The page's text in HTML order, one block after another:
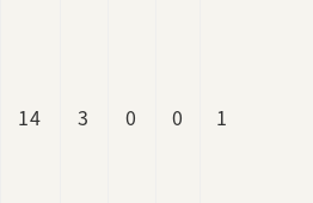
14 3 0 0 1